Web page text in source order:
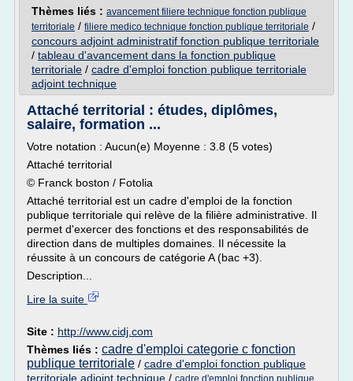
Thèmes liés : avancement filiere technique fonction publique
territoriale / filiere medico technique fonction publique territoriale /
concours adjoint administratif fonction publique territoriale
/ tableau d'avancement dans la fonction publique
territoriale / cadre d'emploi fonction publique territoriale
adjoint technique
Attaché territorial : études, diplômes,
salaire, formation ...
Votre notation : Aucun(e) Moyenne : 3.8 (5 votes)
Attaché territorial
© Franck boston / Fotolia
Attaché territorial est un cadre d'emploi de la fonction
publique territoriale qui relève de la filière administrative. Il
permet d'exercer des fonctions et des responsabilités de
direction dans de multiples domaines. Il nécessite la
réussite à un concours de catégorie A (bac +3).
Description...
Lire la suite
Site : http://www.cidj.com
Thèmes liés : cadre d'emploi categorie c fonction
publique territoriale / cadre d'emploi fonction publique
territoriale adjoint technique / cadre d'emploi fonction publique